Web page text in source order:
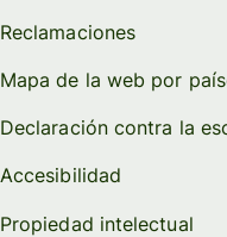
Reclamaciones
Mapa de la web por
Declaración contra la
Accesibilidad
Propiedad intelectual